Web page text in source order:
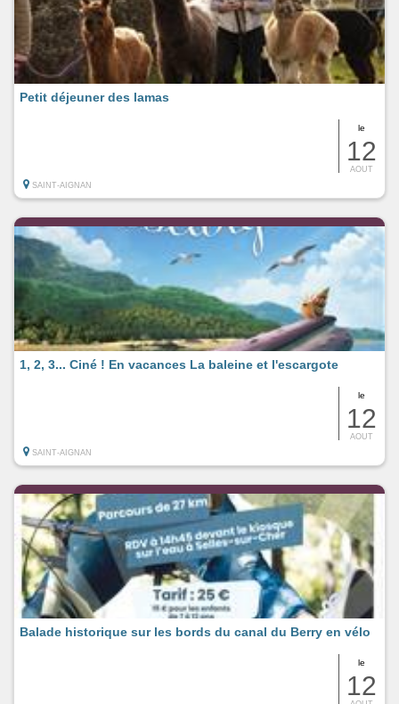
le
12
AOUT
Petit déjeuner des lamas
SAINT-AIGNAN
le
12
AOUT
1, 2, 3... Ciné ! En vacances La baleine et l'escargote
SAINT-AIGNAN
le
12
Balade historique sur les bords du canal du Berry en vélo